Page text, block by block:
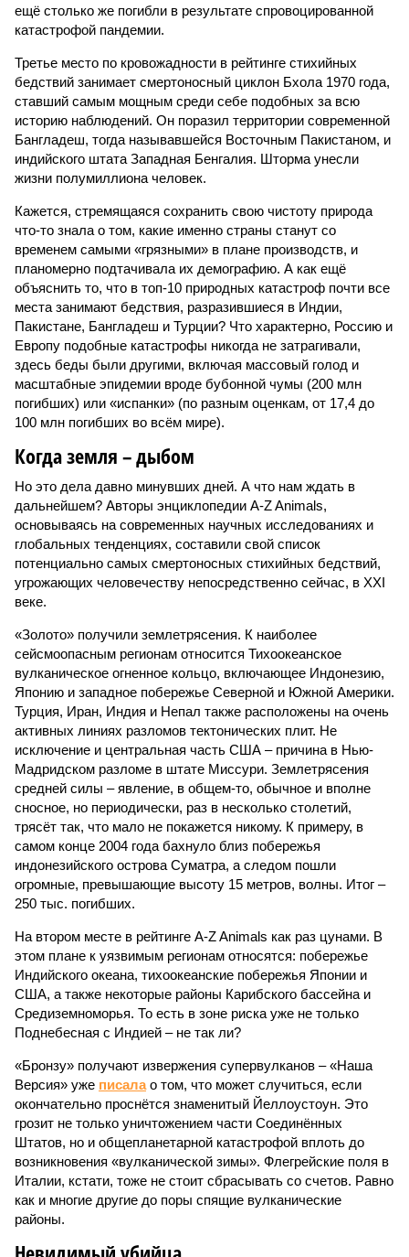
ещё столько же погибли в результате спровоцированной
катастрофой пандемии.
Третье место по кровожадности в рейтинге стихийных
бедствий занимает смертоносный циклон Бхола 1970 года,
ставший самым мощным среди себе подобных за всю
историю наблюдений. Он поразил территории современной
Бангладеш, тогда называвшейся Восточным Пакистаном, и
индийского штата Западная Бенгалия. Шторма унесли
жизни полумиллиона человек.
Кажется, стремящаяся сохранить свою чистоту природа
что-то знала о том, какие именно страны станут со
временем самыми «грязными» в плане производств, и
планомерно подтачивала их демографию. А как ещё
объяснить то, что в топ-10 природных катастроф почти все
места занимают бедствия, разразившиеся в Индии,
Пакистане, Бангладеш и Турции? Что характерно, Россию и
Европу подобные катастрофы никогда не затрагивали,
здесь беды были другими, включая массовый голод и
масштабные эпидемии вроде бубонной чумы (200 млн
погибших) или «испанки» (по разным оценкам, от 17,4 до
100 млн погибших во всём мире).
Когда земля – дыбом
Но это дела давно минувших дней. А что нам ждать в
дальнейшем? Авторы энциклопедии A-Z Animals,
основываясь на современных научных исследованиях и
глобальных тенденциях, составили свой список
потенциально самых смертоносных стихийных бедствий,
угрожающих человечеству непосредственно сейчас, в XXI
веке.
«Золото» получили землетрясения. К наиболее
сейсмоопасным регионам относится Тихоокеанское
вулканическое огненное кольцо, включающее Индонезию,
Японию и западное побережье Северной и Южной Америки.
Турция, Иран, Индия и Непал также расположены на очень
активных линиях разломов тектонических плит. Не
исключение и центральная часть США – причина в Нью-
Мадридском разломе в штате Миссури. Землетрясения
средней силы – явление, в общем-то, обычное и вполне
сносное, но периодически, раз в несколько столетий,
трясёт так, что мало не покажется никому. К примеру, в
самом конце 2004 года бахнуло близ побережья
индонезийского острова Суматра, а следом пошли
огромные, превышающие высоту 15 метров, волны. Итог –
250 тыс. погибших.
На втором месте в рейтинге A-Z Animals как раз цунами. В
этом плане к уязвимым регионам относятся: побережье
Индийского океана, тихо­океанские побережья Японии и
США, а также некоторые районы Карибского бассейна и
Средиземноморья. То есть в зоне риска уже не только
Поднебесная с Индией – не так ли?
«Бронзу» получают извержения супервулканов – «Наша
Версия» уже писалао том, что может случиться, если
окончательно проснётся знаменитый Йеллоустоун. Это
грозит не только уничтожением части Соединённых
Штатов, но и общепланетарной катастрофой вплоть до
возникновения «вулканической зимы». Флегрейские поля в
Италии, кстати, тоже не стоит сбрасывать со счетов. Равно
как и многие другие до поры спящие вулканические
районы.